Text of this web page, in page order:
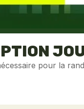
pour la